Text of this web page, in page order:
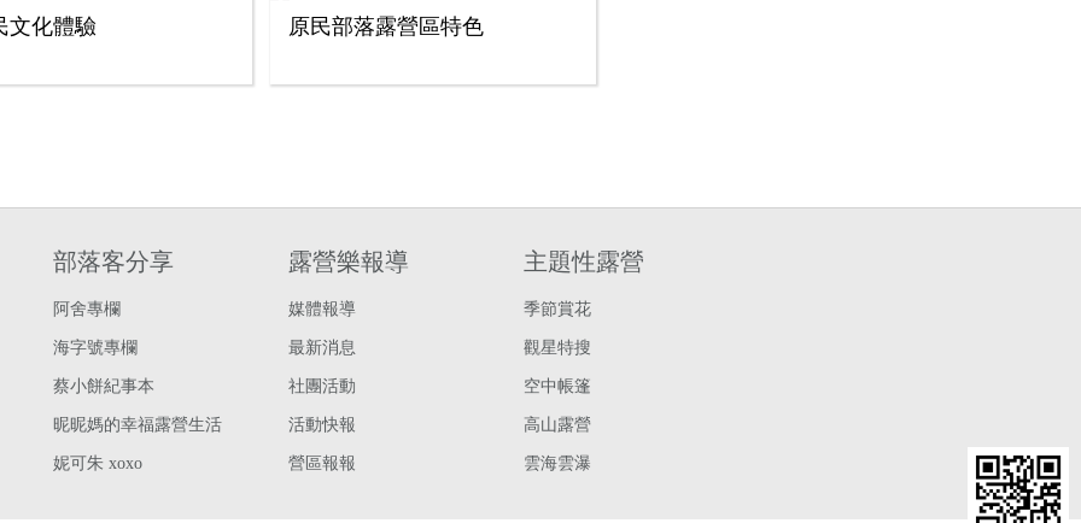
文化體驗 原民部落露營區特色
部落客分享
阿舍專欄
海字號專欄
蔡小餅紀事本
昵昵媽的幸福露營生活
妮可朱 xoxo
露營樂報導
媒體報導
最新消息
社團活動
活動快報
營區報報
主題性露營
季節賞花
觀星特搜
空中帳篷
高山露營
雲海雲瀑